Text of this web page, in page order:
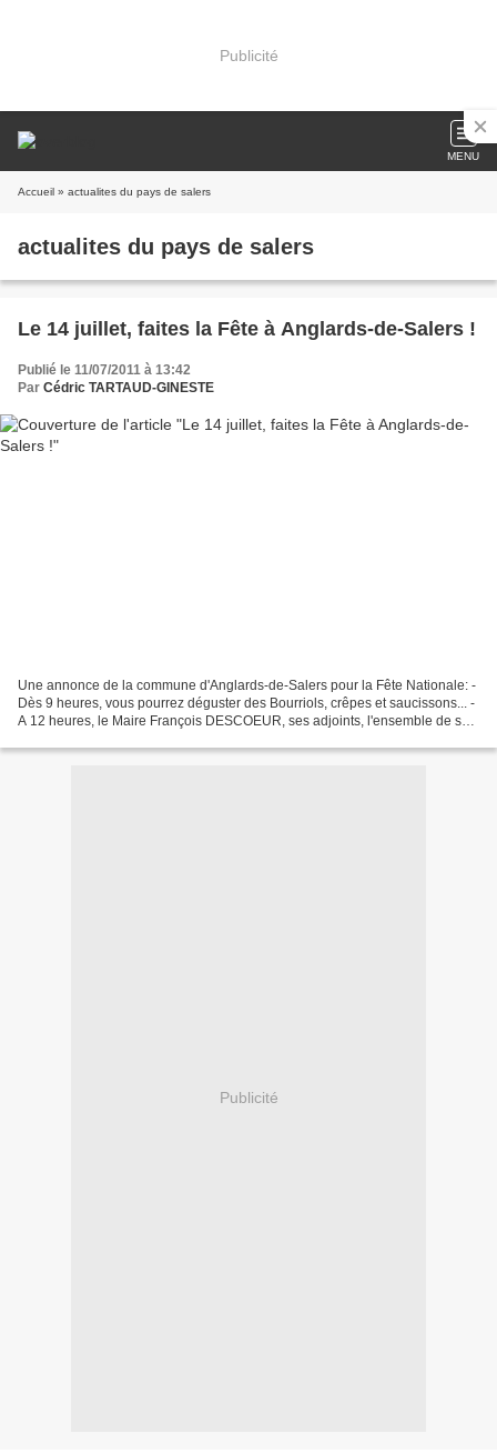
Publicité
MENU
Accueil » actualites du pays de salers
actualites du pays de salers
Le 14 juillet, faites la Fête à Anglards-de-Salers !
Publié le 11/07/2011 à 13:42
Par Cédric TARTAUD-GINESTE
Une annonce de la commune d'Anglards-de-Salers pour la Fête Nationale: -
Dès 9 heures, vous pourrez déguster des Bourriols, crêpes et saucissons... -
A 12 heures, le Maire François DESCOEUR, ses adjoints, l'ensemble de son
Publicité